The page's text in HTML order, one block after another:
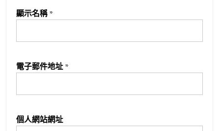
顯示名稱 *
電子郵件地址 *
個人網站網址